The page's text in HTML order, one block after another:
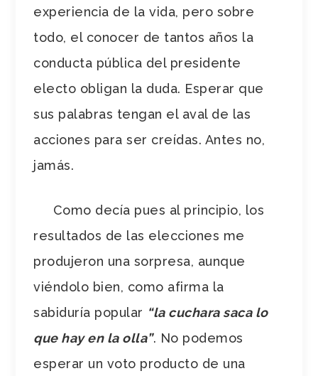
experiencia de la vida, pero sobre
todo, el conocer de tantos años la
conducta pública del presidente
electo obligan la duda. Esperar que
sus palabras tengan el aval de las
acciones para ser creídas. Antes no,
jamás.
Como decía pues al principio, los
resultados de las elecciones me
produjeron una sorpresa, aunque
viéndolo bien, como afirma la
sabiduría popular “la cuchara saca lo
que hay en la olla”. No podemos
esperar un voto producto de una